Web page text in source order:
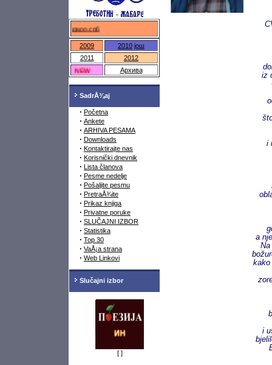
федраро.срб
2009 2010 још
2011
2012
NEW
Архива
SadrÅ¾aj
· Početna
· Ankete
· ARHIVA PESAMA
· Downloads
· Kontaktirajte nas
· Korisnički dnevnik
· Lista članova
· Pesme nedelje
· Pošaljite pesmu
· PretraÅ¾ite
· Prikaz knjiga
· Privatne poruke
· SLUČAJNI IZBOR
· Statistika
· Top 30
· VaÅ¡a strana
· Web Linkovi
Slučajni izbor
[ ]
iz
i
a
Na
kako
i